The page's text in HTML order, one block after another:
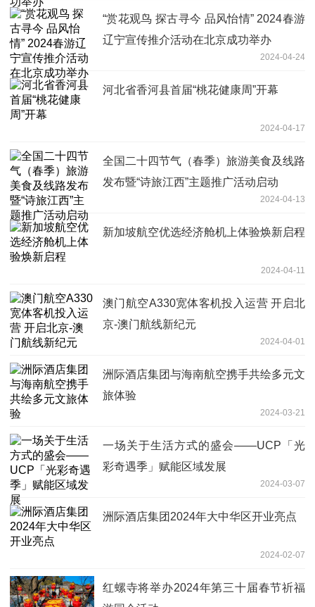
“赏花观鸟 探古寻今 品风怡情” 2024春游
辽宁宣传推介活动在北京成功举办
2024-04-24
河北省香河县首届“桃花健康周”开幕
2024-04-17
全国二十四节气（春季）旅游美食及线路
发布暨“诗旅江西”主题推广活动启动
2024-04-13
新加坡航空优选经济舱机上体验焕新启程
2024-04-11
澳门航空A330宽体客机投入运营 开启北
京-澳门航线新纪元
2024-04-01
洲际酒店集团与海南航空携手共绘多元文
旅体验
2024-03-21
一场关于生活方式的盛会——UCP「光
彩奇遇季」赋能区域发展
2024-03-07
洲际酒店集团2024年大中华区开业亮点
2024-02-07
红螺寺将举办2024年第三十届春节祈福